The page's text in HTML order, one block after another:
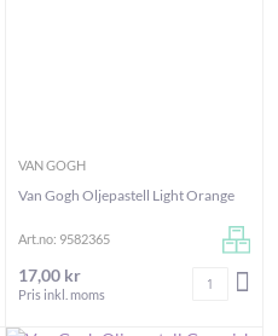
LÄGG I VARUKORGEN
VAN GOGH
Van Gogh Oljepastell Light Orange
Art.no: 9582365
17,00 kr
Pris inkl. moms
Antal